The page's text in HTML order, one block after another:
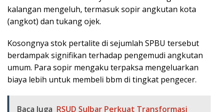
kalangan mengeluh, termasuk sopir angkutan kota
(angkot) dan tukang ojek.
Kosongnya stok pertalite di sejumlah SPBU tersebut
berdampak signifikan terhadap pengemudi angkutan
umum. Para sopir mengaku terpaksa mengeluarkan
biaya lebih untuk membeli bbm di tingkat pengecer.
Baca Juga RSUD Sulbar Perkuat Transformasi